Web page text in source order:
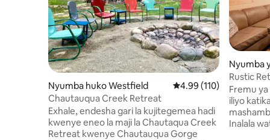
Nyumba huko Westfield Ukadiriaji wa wastani
4.99 (110)
Chautauqua Creek Retreat
Exhale, endesha gari la kujitegemea hadi
kwenye eneo la maji la Chautaqua Creek
Retreat kwenye Chautauqua Gorge
Nyumba
man
Rustic
Fremu
iliyo
Inalala